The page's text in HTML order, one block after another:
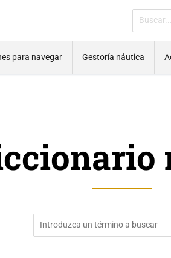
para navegar Gestoría náutica